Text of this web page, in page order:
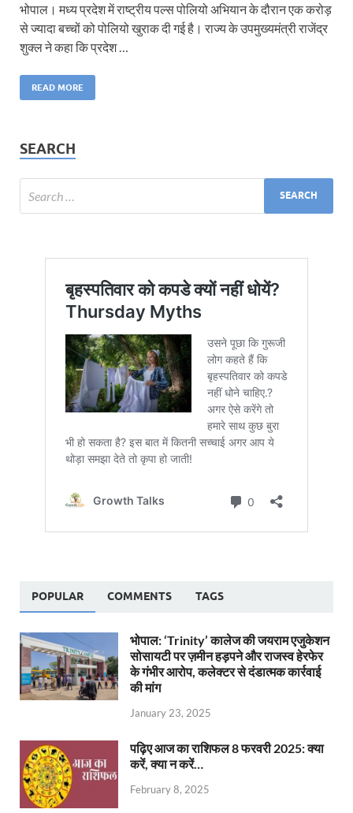
भोपाल। मध्य प्रदेश में राष्ट्रीय पल्स पोलियो अभियान के दौरान एक करोड़
से ज्यादा बच्चों को पोलियो खुराक दी गई है। राज्य के उपमुख्यमंत्री राजेंद्र
शुक्ल ने कहा कि प्रदेश …
READ MORE
SEARCH
POPULAR COMMENTS TAGS
भोपाल: ‘Trinity’ कालेज की जयराम एजुकेशन
सोसायटी पर ज़मीन हड़पने और राजस्व हेरफेर
के गंभीर आरोप, कलेक्टर से दंडात्मक कार्रवाई
की मांग
January 23, 2025
पढ़िए आज का राशिफल 8 फरवरी 2025: क्या
करें, क्या न करें…
February 8, 2025